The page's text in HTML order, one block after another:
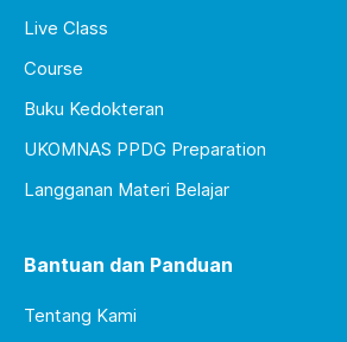
Live Class
Course
Buku Kedokteran
UKOMNAS PPDG Preparation
Langganan Materi Belajar
Bantuan dan Panduan
Tentang Kami